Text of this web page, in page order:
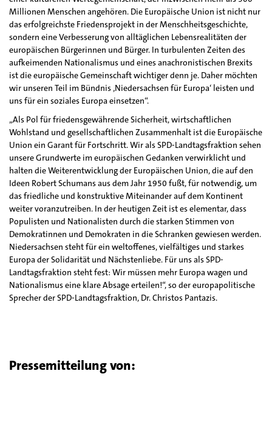
Millionen Menschen angehören. Die Europäische Union ist nicht nur
das erfolgreichste Friedensprojekt in der Menschheitsgeschichte,
sondern eine Verbesserung von alltäglichen Lebensrealitäten der
europäischen Bürgerinnen und Bürger. In turbulenten Zeiten des
aufkeimenden Nationalismus und eines anachronistischen Brexits
ist die europäische Gemeinschaft wichtiger denn je. Daher möchten
wir unseren Teil im Bündnis ‚Niedersachsen für Europa‘ leisten und
uns für ein soziales Europa einsetzen“.
„Als Pol für friedensgewährende Sicherheit, wirtschaftlichen
Wohlstand und gesellschaftlichen Zusammenhalt ist die Europäische
Union ein Garant für Fortschritt. Wir als SPD-Landtagsfraktion sehen
unsere Grundwerte im europäischen Gedanken verwirklicht und
halten die Weiterentwicklung der Europäischen Union, die auf den
Ideen Robert Schumans aus dem Jahr 1950 fußt, für notwendig, um
das friedliche und konstruktive Miteinander auf dem Kontinent
weiter voranzutreiben. In der heutigen Zeit ist es elementar, dass
Populisten und Nationalisten durch die starken Stimmen von
Demokratinnen und Demokraten in die Schranken gewiesen werden.
Niedersachsen steht für ein weltoffenes, vielfältiges und starkes
Europa der Solidarität und Nächstenliebe. Für uns als SPD-
Landtagsfraktion steht fest: Wir müssen mehr Europa wagen und
Nationalismus eine klare Absage erteilen!“, so der europapolitische
Sprecher der SPD-Landtagsfraktion, Dr. Christos Pantazis.
Pressemitteilung von: